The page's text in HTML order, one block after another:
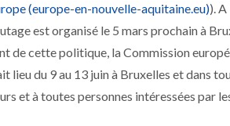
(europe-en-nouvelle-aquitaine.eu)).
est organisé le 5 mars prochain à
de cette politique, la Commission
lieu du 9 au 13 juin à Bruxelles et dans
et à toutes personnes intéressées par